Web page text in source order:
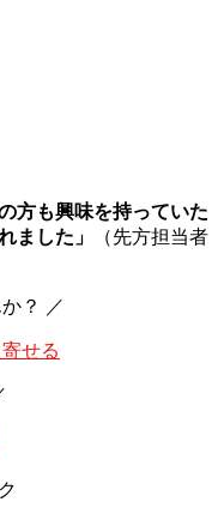
方も興味を持っていた
ました」
（先方担当者
？ ／
せる